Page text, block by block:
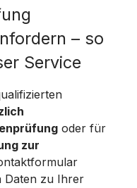
– so
Service
oder für
zur
Daten zu Ihrer